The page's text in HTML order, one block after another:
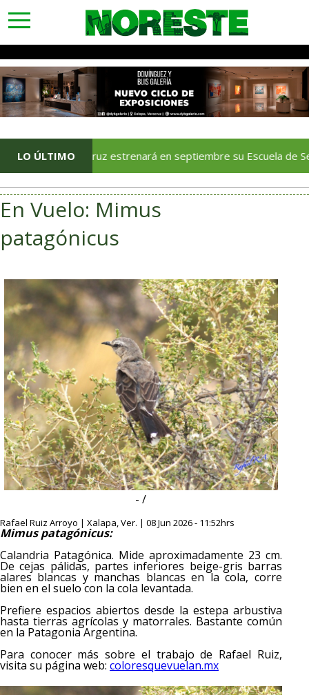
toggle
navigation
LO ÚLTIMO
Veracruz estrenará en septiembre su Escuela de Servicios
En Vuelo: Mimus
patagónicus
- /
Rafael Ruiz Arroyo | Xalapa, Ver. | 08 Jun 2026 - 11:52hrs
Mimus patagónicus:
Calandria Patagónica. Mide aproximadamente 23 cm.
De cejas pálidas, partes inferiores beige-gris barras
alares blancas y manchas blancas en la cola, corre
bien en el suelo con la cola levantada.
Prefiere espacios abiertos desde la estepa arbustiva
hasta tierras agrícolas y matorrales. Bastante común
en la Patagonia Argentina.
Para conocer más sobre el trabajo de Rafael Ruiz,
visita su página web: coloresquevuelan.mx